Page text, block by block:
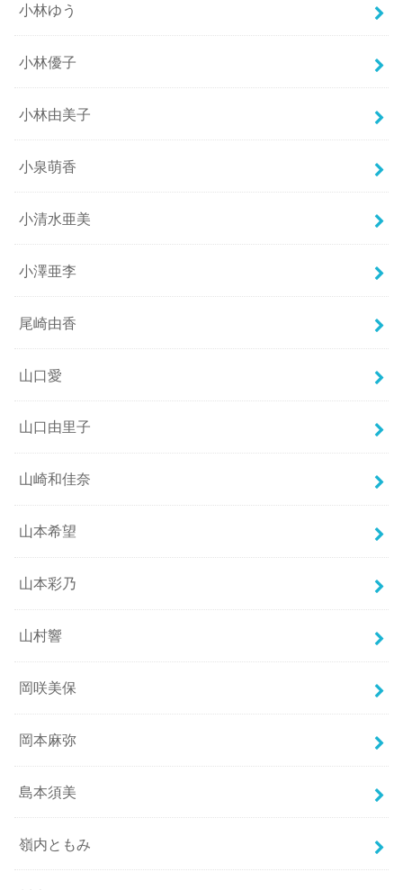
小林ゆう
小林優子
小林由美子
小泉萌香
小清水亜美
小澤亜李
尾崎由香
山口愛
山口由里子
山崎和佳奈
山本希望
山本彩乃
山村響
岡咲美保
岡本麻弥
島本須美
嶺内ともみ